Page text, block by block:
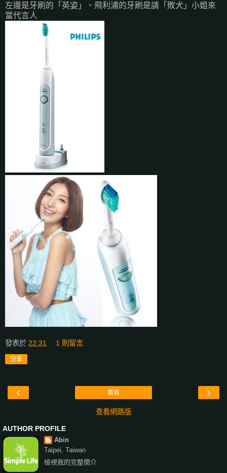
左邊是牙刷的「英姿」、飛利浦的牙刷是請「敗犬」小姐來
當代言人
發表於 22:31 1 則留言:
分享
‹ ›
首頁
查看網路版
AUTHOR PROFILE
Abin
Taipei, Taiwan
檢視我的完整簡介